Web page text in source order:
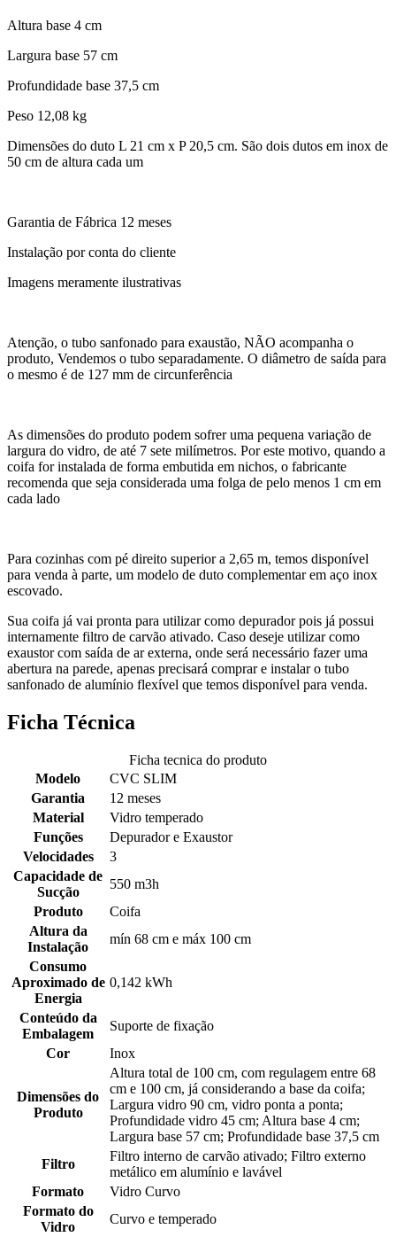
Altura base 4 cm
Largura base 57 cm
Profundidade base 37,5 cm
Peso 12,08 kg
Dimensões do duto L 21 cm x P 20,5 cm. São dois dutos em inox de
50 cm de altura cada um
Garantia de Fábrica 12 meses
Instalação por conta do cliente
Imagens meramente ilustrativas
Atenção, o tubo sanfonado para exaustão, NÃO acompanha o
produto, Vendemos o tubo separadamente. O diâmetro de saída para
o mesmo é de 127 mm de circunferência
As dimensões do produto podem sofrer uma pequena variação de
largura do vidro, de até 7 sete milímetros. Por este motivo, quando a
coifa for instalada de forma embutida em nichos, o fabricante
recomenda que seja considerada uma folga de pelo menos 1 cm em
cada lado
Para cozinhas com pé direito superior a 2,65 m, temos disponível
para venda à parte, um modelo de duto complementar em aço inox
escovado.
Sua coifa já vai pronta para utilizar como depurador pois já possui
internamente filtro de carvão ativado. Caso deseje utilizar como
exaustor com saída de ar externa, onde será necessário fazer uma
abertura na parede, apenas precisará comprar e instalar o tubo
sanfonado de alumínio flexível que temos disponível para venda.
Ficha Técnica
Ficha tecnica do produto
Modelo
CVC SLIM
Garantia
12 meses
Material
Vidro temperado
Funções
Depurador e Exaustor
Velocidades
3
Capacidade de
Sucção
550 m3h
Produto
Coifa
Altura da
Instalação
mín 68 cm e máx 100 cm
Consumo
Aproximado de
Energia
0,142 kWh
Conteúdo da
Embalagem
Suporte de fixação
Cor
Inox
Dimensões do
Produto
Altura total de 100 cm, com regulagem entre 68
cm e 100 cm, já considerando a base da coifa;
Largura vidro 90 cm, vidro ponta a ponta;
Profundidade vidro 45 cm; Altura base 4 cm;
Largura base 57 cm; Profundidade base 37,5 cm
Filtro
Filtro interno de carvão ativado; Filtro externo
metálico em alumínio e lavável
Formato
Vidro Curvo
Formato do
Vidro
Curvo e temperado